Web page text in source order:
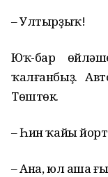
– Ултырҙыҡ!
Юҡ-бар
ҡалғанбыҙ.
Төштөк.
– Һин ҡайһы
– Ана, юл аша